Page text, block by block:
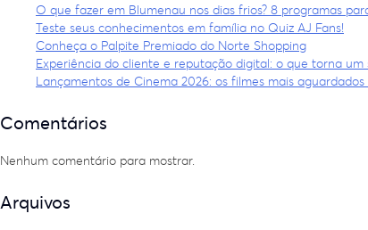
O que fazer em Blumenau nos dias frios? 8 programas
Teste seus conhecimentos em família no Quiz AJ Fans!
Conheça o Palpite Premiado do Norte Shopping
Experiência do cliente e reputação digital: o que torna
Lançamentos de Cinema 2026: os filmes mais
Comentários
Nenhum comentário para mostrar.
Arquivos